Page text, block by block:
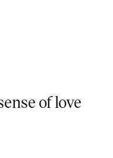
of love